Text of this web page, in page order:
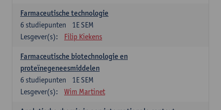
Farmaceutische technologie
1E SEM
6 studiepunten
Lesgever(s):
Filip Kiekens
Farmaceutische biotechnologie en
proteïnegeneesmiddelen
1E SEM
6 studiepunten
Lesgever(s):
Wim Martinet